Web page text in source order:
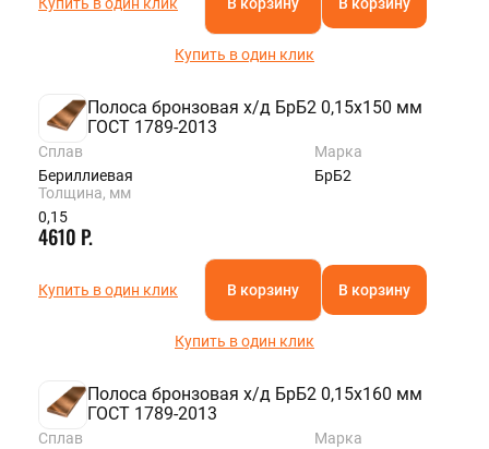
Купить в один клик
Полоса бронзовая х/д БрБ2 0,15х150 мм
ГОСТ 1789-2013
Сплав
Бериллиевая
Марка
БрБ2
Толщина, мм
0,15
4610 Р.
Купить в один клик В корзину В корзину
Купить в один клик
Полоса бронзовая х/д БрБ2 0,15х160 мм
ГОСТ 1789-2013
Сплав
Марка